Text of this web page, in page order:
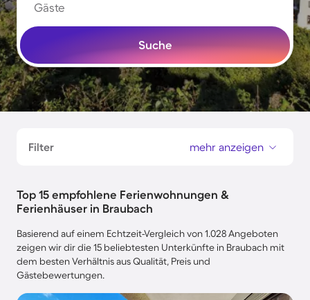
Gäste
Suche
Filter mehr anzeigen
Top 15 empfohlene Ferienwohnungen &
Ferienhäuser in Braubach
Basierend auf einem Echtzeit-Vergleich von 1.028 Angeboten
zeigen wir dir die 15 beliebtesten Unterkünfte in Braubach mit
dem besten Verhältnis aus Qualität, Preis und
Gästebewertungen.